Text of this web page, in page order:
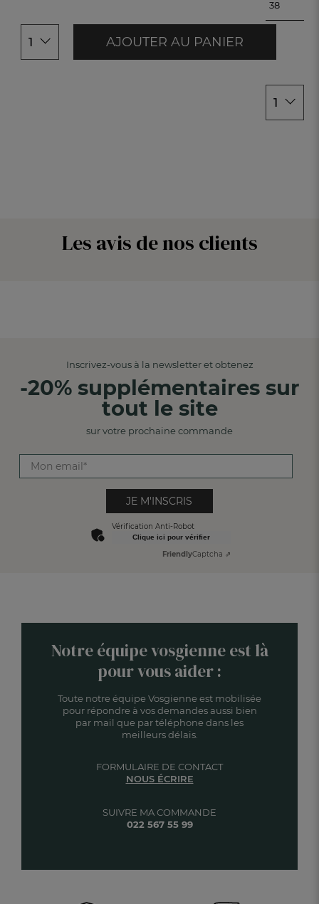
1 AJOUTER AU PANIER
38
1
Les avis de nos clients
Inscrivez-vous à la newsletter et obtenez
-20% supplémentaires sur
tout le site
sur votre prochaine commande
JE M'INSCRIS
Vérification Anti-Robot
Clique ici pour vérifier
FriendlyCaptcha ⇗
Notre équipe vosgienne est là
pour vous aider :
Toute notre équipe Vosgienne est mobilisée
pour répondre à vos demandes aussi bien
par mail que par téléphone dans les
meilleurs délais.
SUIVRE MA COMMANDE
022 567 55 99
FORMULAIRE DE CONTACT
NOUS ÉCRIRE